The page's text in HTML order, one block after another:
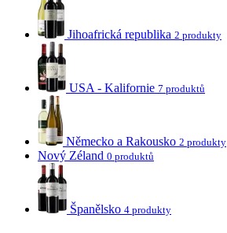
Jihoafrická republika 2 produkty
USA - Kalifornie 7 produktů
Německo a Rakousko 2 produkty
Nový Zéland 0 produktů
Španělsko 4 produkty